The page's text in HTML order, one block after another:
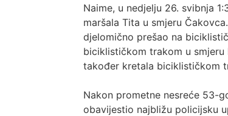
Naime, u nedjelju 26. svibnja
maršala Tita u smjeru
djelomično prešao na
biciklističkom trakom u
također kretala biciklističkom
Nakon prometne nesreće 53-
obavijestio najbližu policijsku